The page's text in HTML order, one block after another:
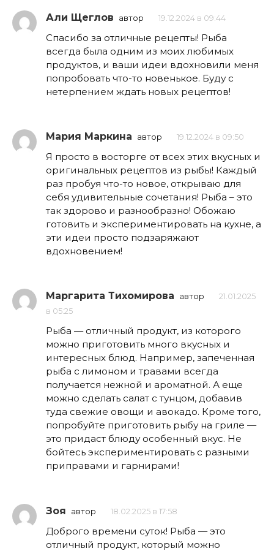
Али Щеглов автор 19.12.2024 в 09:44
Спасибо за отличные рецепты! Рыба
всегда была одним из моих любимых
продуктов, и ваши идеи вдохновили меня
попробовать что-то новенькое. Буду с
нетерпением ждать новых рецептов!
Мария Маркина автор 19.12.2024 в 09:50
Я просто в восторге от всех этих вкусных и
оригинальных рецептов из рыбы! Каждый
раз пробуя что-то новое, открываю для
себя удивительные сочетания! Рыба – это
так здорово и разнообразно! Обожаю
готовить и экспериментировать на кухне, а
эти идеи просто подзаряжают
вдохновением!
Маргарита Тихомирова автор
21.01.2025
в 05:25
Рыба — отличный продукт, из которого
можно приготовить много вкусных и
интересных блюд. Например, запеченная
рыба с лимоном и травами всегда
получается нежной и ароматной. А еще
можно сделать салат с тунцом, добавив
туда свежие овощи и авокадо. Кроме того,
попробуйте приготовить рыбу на гриле —
это придаст блюду особенный вкус. Не
бойтесь экспериментировать с разными
приправами и гарнирами!
Зоя автор 18.02.2025 в 17:58
Доброго времени суток! Рыба — это
отличный продукт, который можно